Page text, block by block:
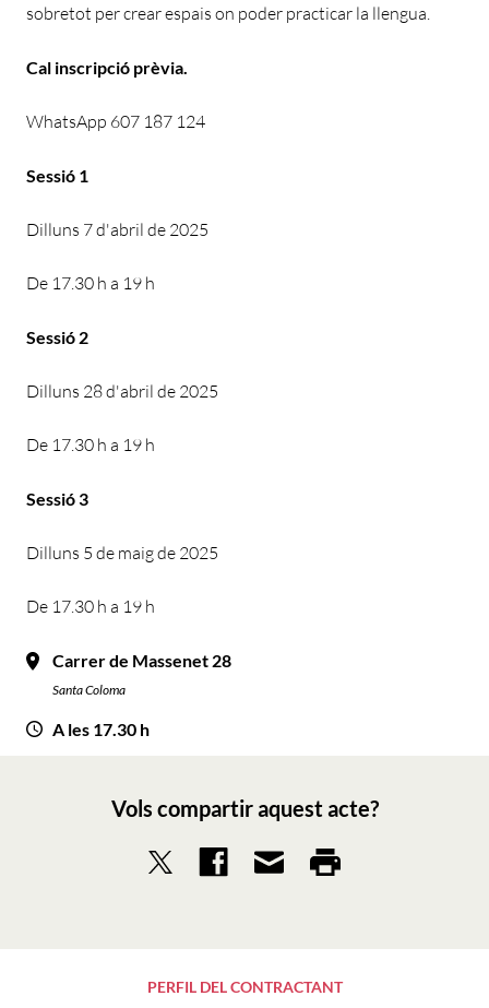
sobretot per crear espais on poder practicar la llengua.
Cal inscripció prèvia.
WhatsApp 607 187 124
Sessió 1
Dilluns 7 d'abril de 2025
De 17.30 h a 19 h
Sessió 2
Dilluns 28 d'abril de 2025
De 17.30 h a 19 h
Sessió 3
Dilluns 5 de maig de 2025
De 17.30 h a 19 h
Carrer de Massenet 28
Santa Coloma
A les 17.30 h
Vols compartir aquest acte?
PERFIL DEL CONTRACTANT